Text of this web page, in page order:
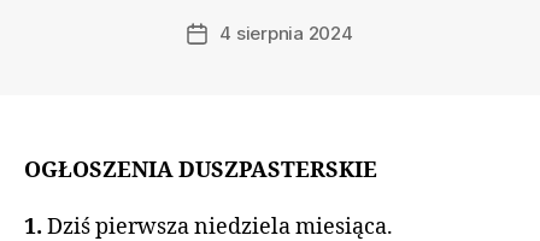
Data4 sierpnia 2024
OGŁOSZENIA DUSZPASTERSKIE
1. Dziś pierwsza niedziela miesiąca.